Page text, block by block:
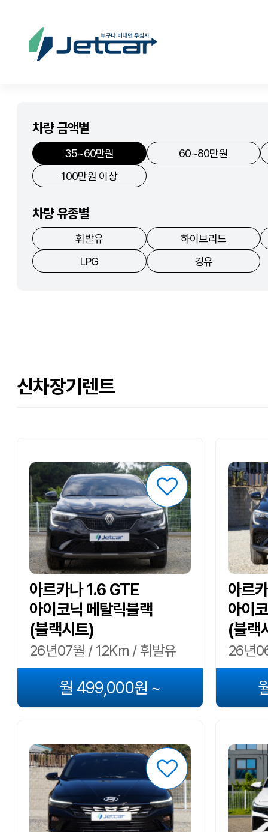
차량 금액별
35~60만원
60~80만원
100만원 이상
차량 유종별
휘발유
하이브리드
LPG
경유
신차장기렌트
아르카나 1.6 GTE
아이코닉 메탈릭블랙
(블랙시트)
26년07월 / 12Km / 휘발유
월 499,000원 ~
아르
아이
(블랙
26년